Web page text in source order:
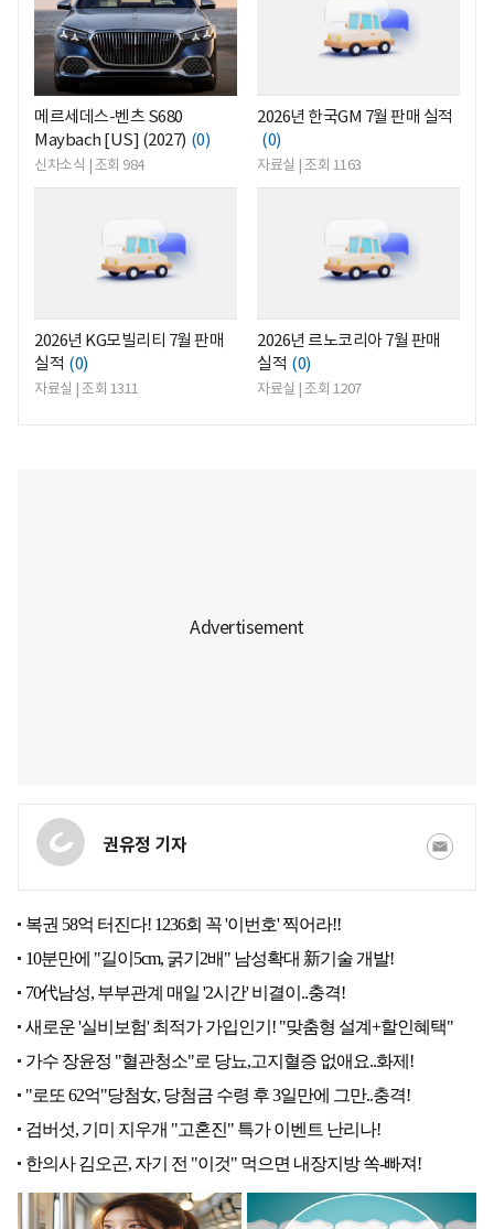
메르세데스-벤츠 S680
Maybach [US] (2027) (0)
신차소식 | 조회 984
2026년 한국GM 7월 판매 실적
(0)
자료실 | 조회 1163
2026년 KG모빌리티 7월 판매
실적 (0)
자료실 | 조회 1311
2026년 르노코리아 7월 판매
실적 (0)
자료실 | 조회 1207
권유정 기자